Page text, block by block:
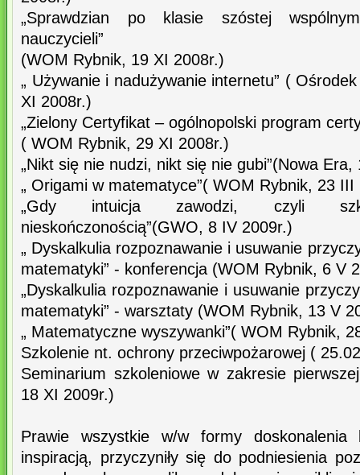
„Sprawdzian po klasie szóstej
nauczycieli”
(WOM Rybnik, 19 XI 2008r.)
„ Używanie i nadużywanie internetu” (
XI 2008r.)
„Zielony Certyfikat – ogólnopolski program
( WOM Rybnik, 29 XI 2008r.)
„Nikt się nie nudzi, nikt się nie gubi”(Nowa Era,
„ Origami w matematyce”( WOM Rybnik, 23 III
„Gdy intuicja zawodzi, czyli
nieskończonością”(GWO, 8 IV 2009r.)
„ Dyskalkulia rozpoznawanie i usuwanie
matematyki” - konferencja (WOM Rybnik, 6 V
„Dyskalkulia rozpoznawanie i usuwanie
matematyki” - warsztaty (WOM Rybnik, 13 V
„ Matematyczne wyszywanki”( WOM Rybnik,
Szkolenie nt. ochrony przeciwpożarowej (
Seminarium szkoleniowe w zakresie
18 XI 2009r.)
Prawie wszystkie w/w formy doskonalenia
inspiracją, przyczyniły się do podniesienia